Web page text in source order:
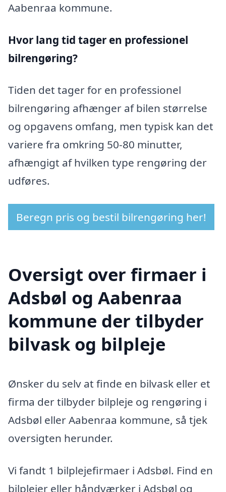
Aabenraa kommune.
Hvor lang tid tager en professionel
bilrengøring?
Tiden det tager for en professionel
bilrengøring afhænger af bilen størrelse
og opgavens omfang, men typisk kan det
variere fra omkring 50-80 minutter,
afhængigt af hvilken type rengøring der
udføres.
Beregn pris og bestil bilrengøring her!
Oversigt over firmaer i
Adsbøl og Aabenraa
kommune der tilbyder
bilvask og bilpleje
Ønsker du selv at finde en bilvask eller et
firma der tilbyder bilpleje og rengøring i
Adsbøl eller Aabenraa kommune, så tjek
oversigten herunder.
Vi fandt 1 bilplejefirmaer i Adsbøl. Find en
bilplejer eller håndværker i Adsbøl og